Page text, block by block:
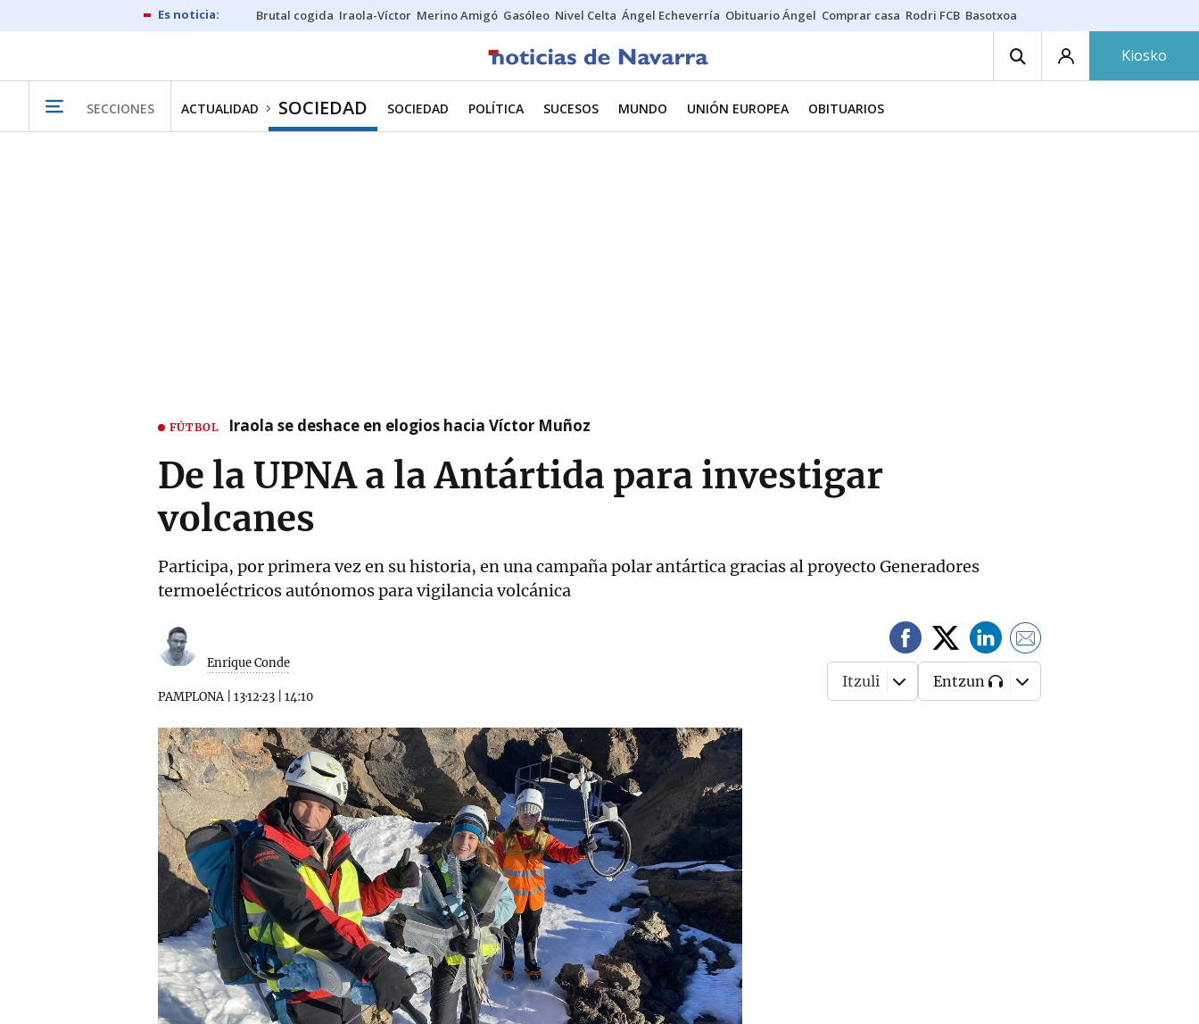
Brutal cogida Iraola-Víctor Merino Amigó Gasóleo Nivel Celta Ángel Echeverría Obituario Ángel Comprar casa Rodri FCB Basotxoa
Kiosko
SECCIONES ACTUALIDAD SOCIEDAD SOCIEDAD POLÍTICA SUCESOS MUNDO UNIÓN EUROPEA OBITUARIOS
FÚTBOL Iraola se deshace en elogios hacia Víctor Muñoz
De la UPNA a la Antártida para investigar
volcanes
Participa, por primera vez en su historia, en una campaña polar antártica gracias al proyecto Generadores
termoeléctricos autónomos para vigilancia volcánica
Enrique Conde
PAMPLONA| 13·12·23 14:10
Itzuli Entzun